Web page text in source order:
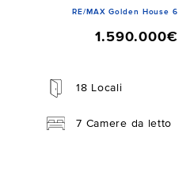
RE/MAX Golden House 6
1.590.000€
18 Locali
7 Camere da letto